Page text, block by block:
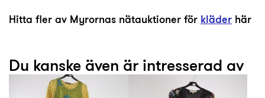
Hitta fler av Myrornas nätauktioner för kläder här
Du kanske även är intresserad av